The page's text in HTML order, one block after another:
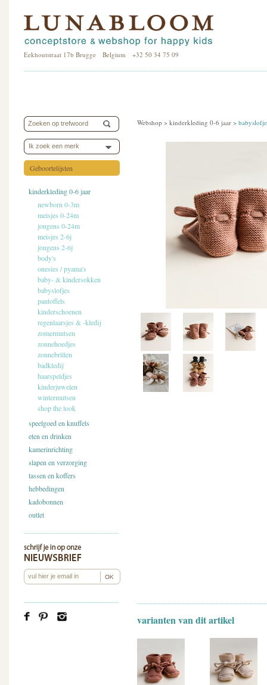
Eekhoutstraat 17b Brugge Belgium +32 50 34 75 09
Ik zoek een merk
Geboortelijsten
kinderkleding 0-6 jaar
newborn 0-3m
meisjes 0-24m
jongens 0-24m
meisjes 2-6j
jongens 2-6j
body's
onesies / pyama's
baby- & kindersokken
babyslofjes
pantoffels
kinderschoenen
regenlaarsjes & -kledij
zomermutsen
zonnehoedjes
zonnebrillen
badkledij
haarspeldjes
kinderjuwelen
wintermutsen
shop the look
speelgoed en knuffels
eten en drinken
kamerinrichting
slapen en verzorging
tassen en koffers
hebbedingen
kadobonnen
outlet
Webshop > kinderkleding 0-6 jaar >
varianten van dit artikel